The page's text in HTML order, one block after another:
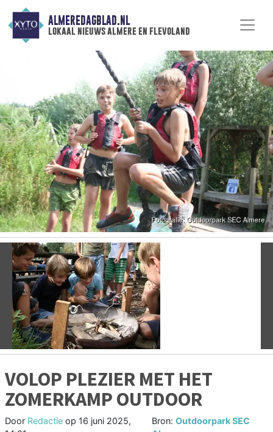
ALMEREDAGBLAD.NL
lokaal nieuws almere en flevoland
Vorige
VOLOP PLEZIER MET HET
ZOMERKAMP OUTDOOR
Door Redactie op 16 juni 2025,
Bron: Outdoorpark SEC